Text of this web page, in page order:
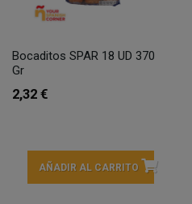
Bocaditos SPAR 18 UD 370
Gr
2,32 €
AÑADIR AL CARRITO